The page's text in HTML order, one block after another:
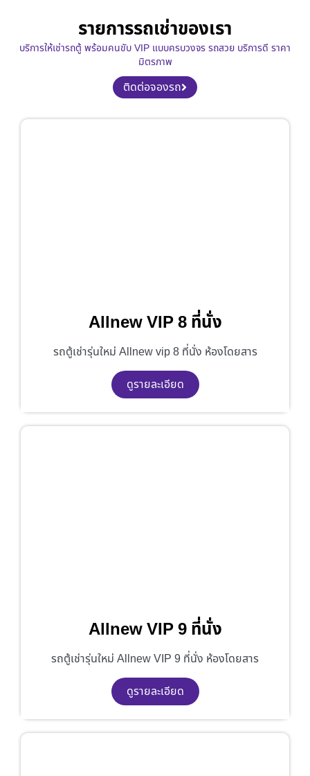
รายการรถเช่าของเรา
บริการให้เช่ารถตู้ พร้อมคนขับ VIP แบบครบวงจร รถสวย บริการดี ราคา
มิตรภาพ
ติดต่อจองรถ
Allnew VIP 8 ที่นั่ง
รถตู้เช่ารุ่นใหม่ Allnew vip 8 ที่นั่ง ห้องโดยสาร
ดูรายละเอียด
Allnew VIP 9 ที่นั่ง
รถตู้เช่ารุ่นใหม่ Allnew VIP 9 ที่นั่ง ห้องโดยสาร
ดูรายละเอียด